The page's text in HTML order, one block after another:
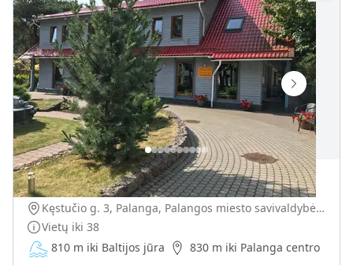
"Saulė" Palangoje
Kęstučio g. 3, Palanga, Palangos miesto savivaldybė, Lietuva
Vietų iki 38
810 m iki Baltijos jūra
830 m iki Palanga centro